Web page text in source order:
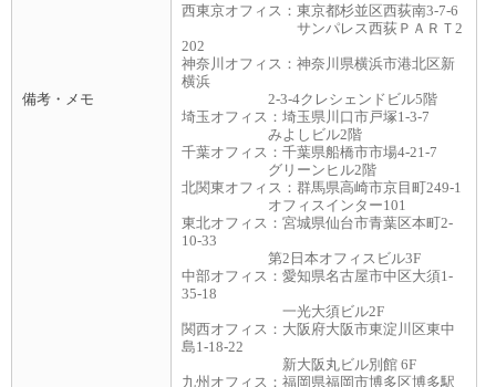
備考・メモ
西東京オフィス：東京都杉並区西荻南3-7-6
サンパレス西荻ＰＡＲＴ2
202
神奈川オフィス：神奈川県横浜市港北区新
横浜
2-3-4クレシェンドビル5階
埼玉オフィス：埼玉県川口市戸塚1-3-7
みよしビル2階
千葉オフィス：千葉県船橋市市場4-21-7
グリーンヒル2階
北関東オフィス：群馬県高崎市京目町249-1
オフィスインター101
東北オフィス：宮城県仙台市青葉区本町2-
10-33
第2日本オフィスビル3F
中部オフィス：愛知県名古屋市中区大須1-
35-18
一光大須ビル2F
関西オフィス：大阪府大阪市東淀川区東中
島1-18-22
新大阪丸ビル別館 6F
九州オフィス：福岡県福岡市博多区博多駅